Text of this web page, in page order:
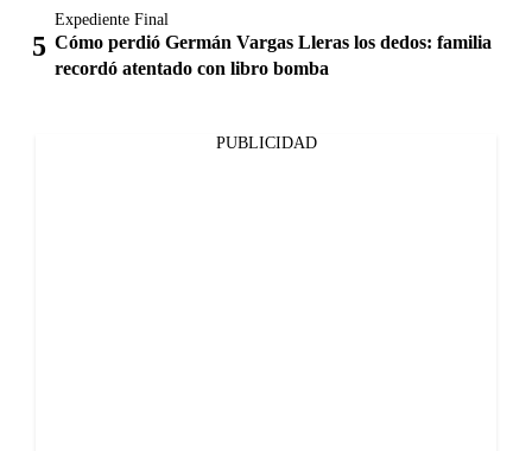
Expediente Final
Cómo perdió Germán Vargas Lleras los dedos: familia
recordó atentado con libro bomba
PUBLICIDAD